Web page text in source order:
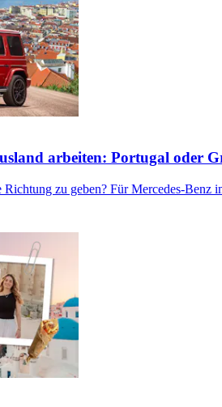
arbeiten: Portugal oder
zu geben? Für Mercedes-